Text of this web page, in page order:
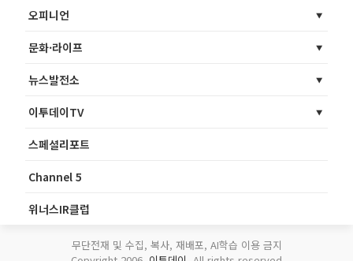
오피니언
문화·라이프
뉴스발전소
이투데이TV
스페셜리포트
Channel 5
위너스IR클럽
무단전재 및 수집, 복사, 재배포, AI학습 이용 금지